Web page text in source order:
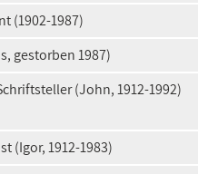
(1902-1987)
gestorben 1987)
(John, 1912-1992)
(Igor, 1912-1983)